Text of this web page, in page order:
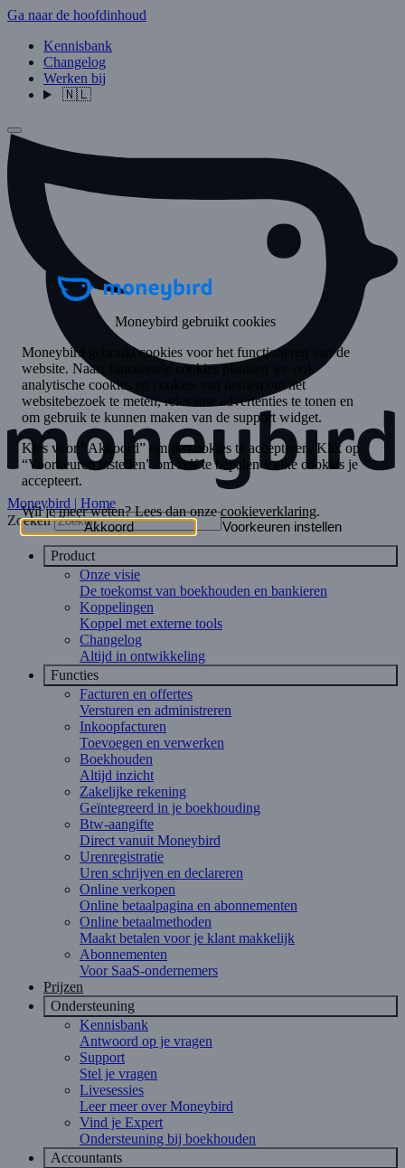
Ga naar de hoofdinhoud
Kennisbank
Changelog
Werken bij
🇳🇱
Moneybird | Home
Zoeken
Product
Onze visie
De toekomst van boekhouden en bankieren
Koppelingen
Koppel met externe tools
Changelog
Altijd in ontwikkeling
Functies
Facturen en offertes
Versturen en administreren
Inkoopfacturen
Toevoegen en verwerken
Boekhouden
Altijd inzicht
Zakelijke rekening
Geïntegreerd in je boekhouding
Btw-aangifte
Direct vanuit Moneybird
Urenregistratie
Uren schrijven en declareren
Online verkopen
Online betaalpagina en abonnementen
Online betaalmethoden
Maakt betalen voor je klant makkelijk
Abonnementen
Voor SaaS-ondernemers
Prijzen
Ondersteuning
Kennisbank
Antwoord op je vragen
Support
Stel je vragen
Livesessies
Leer meer over Moneybird
Vind je Expert
Ondersteuning bij boekhouden
Accountants